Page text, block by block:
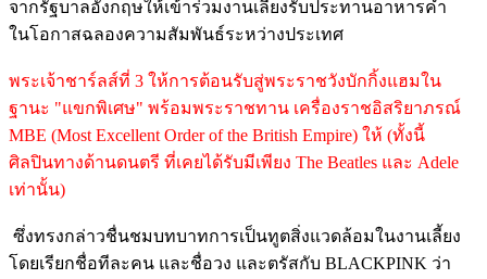
จากรัฐบาลอังกฤษให้เข้าร่วมงานเลี้ยงรับประทานอาหารค่ำ
ในโอกาสฉลองความสัมพันธ์ระหว่างประเทศ
พระเจ้าชาร์ลส์ที่ 3 ให้การต้อนรับสู่พระราชวังบักกิ้งแฮมใน
ฐานะ "แขกพิเศษ" พร้อมพระราชทาน เครื่องราชอิสริยาภรณ์
MBE (Most Excellent Order of the British Empire) ให้ (ทั้งนี้
ศิลปินทางด้านดนตรี ที่เคยได้รับมีเพียง The Beatles และ Adele
เท่านั้น)
ซึ่งทรงกล่าวชื่นชมบทบาทการเป็นทูตสิ่งแวดล้อมในงานเลี้ยง
โดยเรียกชื่อทีละคน และชื่อวง และตรัสกับ BLACKPINK ว่า